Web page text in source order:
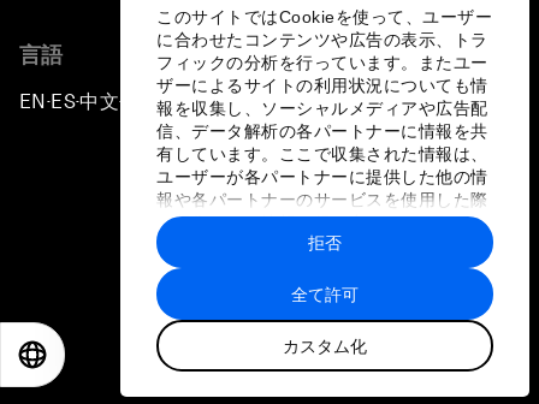
このサイトではCookieを使って、ユーザー
に合わせたコンテンツや広告の表示、トラ
フィックの分析を行っています。またユー
ザーによるサイトの利用状況についても情
報を収集し、ソーシャルメディアや広告配
信、データ解析の各パートナーに情報を共
有しています。ここで収集された情報は、
ユーザーが各パートナーに提供した他の情
報や各パートナーのサービスを使用した際
に収集された情報と組み合わされ、各パー
トナーによって使用されることがありま
す。
全て許可
カスタム化
拒否
言語
EN ▪ ES▪中文▪ 日本語
プライバシーポリシーと利用規約
サイトマップ
©
世界経済フォーラム